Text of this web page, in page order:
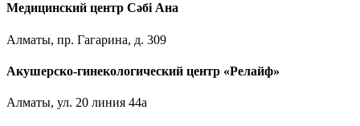
Медицинский центр Сәбі Ана
Алматы, пр. Гагарина, д. 309
Акушерско-гинекологический центр «Релайф»
Алматы, ул. 20 линия 44а